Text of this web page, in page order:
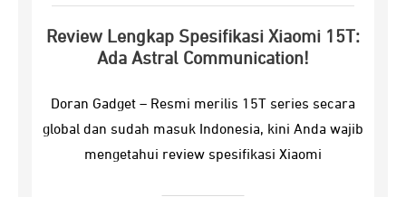
Review Lengkap Spesifikasi Xiaomi 15T:
Ada Astral Communication!
Doran Gadget – Resmi merilis 15T series secara
global dan sudah masuk Indonesia, kini Anda wajib
mengetahui review spesifikasi Xiaomi